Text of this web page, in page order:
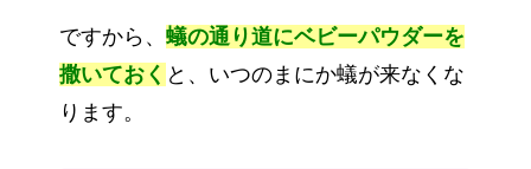
ですから、 蟻の通り道にベビーパウダーを
撒いておく と、いつのまにか蟻が来なくな
ります。